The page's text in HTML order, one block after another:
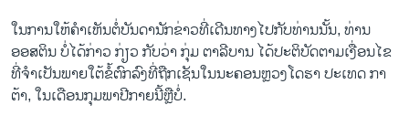
ໃນການໃຫ້ຄຳເຫັນຕໍ່ບັນດານັກຂ່າວທີ່ເດີນທາງໄປກັບທ່ານນັ້ນ, ທ່ານ
ອອສຕິນ ບໍ່ໄດ້ກ່າວ ກ່ຽວ ກັບວ່າ ກຸ່ມ ຕາລີບານ ໄດ້ປະຕິບັດຕາມເງື່ອນໄຂ
ທີ່ຈຳເປັນພາຍໃຕ້ຂໍ້ຕົກລົງທີ່ຖືກເຊັນໃນນະຄອນຫຼວງໂດຮາ ປະເທດ ກາ
ຕ້າ, ໃນເດືອນກຸມພາປີກາຍນີ້ຫຼືບໍ່.